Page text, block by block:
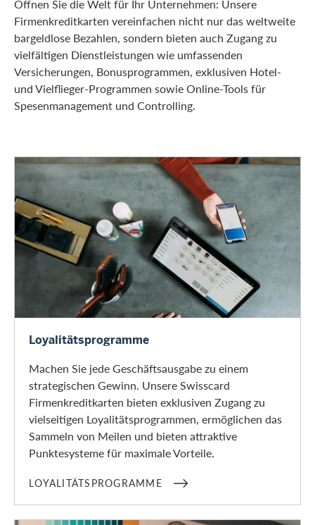
Öffnen Sie die Welt für Ihr Unternehmen: Unsere
Firmenkreditkarten vereinfachen nicht nur das weltweite
bargeldlose Bezahlen, sondern bieten auch Zugang zu
vielfältigen Dienstleistungen wie umfassenden
Versicherungen, Bonusprogrammen, exklusiven Hotel-
und Vielflieger-Programmen sowie Online-Tools für
Spesenmanagement und Controlling.
Loyalitätsprogramme
Loyalitätsprogramme
Machen Sie jede Geschäftsausgabe zu einem
strategischen Gewinn. Unsere Swisscard
Firmenkreditkarten bieten exklusiven Zugang zu
vielseitigen Loyalitätsprogrammen, ermöglichen das
Sammeln von Meilen und bieten attraktive
Punktesysteme für maximale Vorteile.
LOYALITÄTSPROGRAMME